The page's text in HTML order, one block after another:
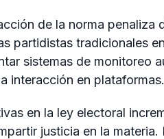
de la norma penaliza
partidistas tradicionales
sistemas de monitoreo
interacción en plataformas.
en la ley electoral
justicia en la